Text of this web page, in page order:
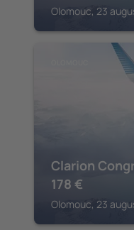
Olomouc, 23
Clarion
178 €
Olomouc, 23